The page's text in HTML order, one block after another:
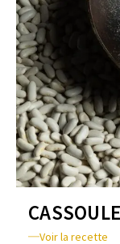
Voir la recette